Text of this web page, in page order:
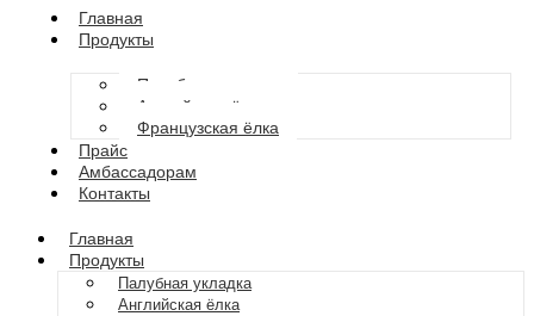
Главная
Продукты
Палубная укладка
Английская ёлка
Французская ёлка
Прайс
Амбассадорам
Контакты
Главная
Продукты
Палубная укладка
Английская ёлка